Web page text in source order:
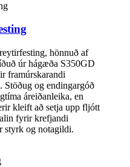
hönnuð af
úr hágæða S350GD
framúrskarandi
og endingargóð
áreiðanleika, en
kleift að setja upp fljótt
fyrir krefjandi
styrk og notagildi.